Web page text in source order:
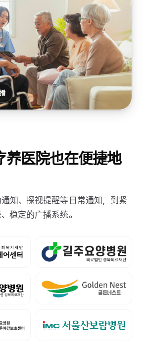
养医院也在便捷地
知、探视提醒等日常通知，到紧
稳定的广播系统。